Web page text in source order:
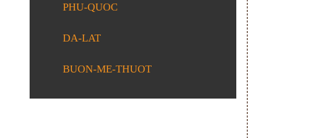
PHU-QUOC
DA-LAT
BUON-ME-THUOT